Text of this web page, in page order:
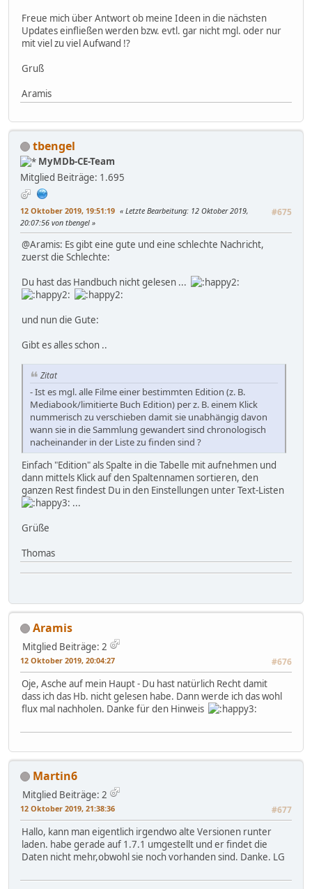
Freue mich über Antwort ob meine Ideen in die nächsten
Updates einfließen werden bzw. evtl. gar nicht mgl. oder nur
mit viel zu viel Aufwand !?
Gruß
Aramis
tbengel
MyMDb-CE-Team
Mitglied Beiträge: 1.695
12 Oktober 2019, 19:51:19 #675
Letzte Bearbeitung: 12 Oktober 2019,
20:07:56 von tbengel
@Aramis: Es gibt eine gute und eine schlechte Nachricht,
zuerst die Schlechte:
Du hast das Handbuch nicht gelesen ...
und nun die Gute:
Gibt es alles schon ..
Zitat
- Ist es mgl. alle Filme einer bestimmten Edition (z. B.
Mediabook/limitierte Buch Edition) per z. B. einem Klick
nummerisch zu verschieben damit sie unabhängig davon
wann sie in die Sammlung gewandert sind chronologisch
nacheinander in der Liste zu finden sind ?
Einfach "Edition" als Spalte in die Tabelle mit aufnehmen und
dann mittels Klick auf den Spaltennamen sortieren, den
ganzen Rest findest Du in den Einstellungen unter Text-Listen
...
Grüße
Thomas
Aramis
Mitglied Beiträge: 2
12 Oktober 2019, 20:04:27 #676
Oje, Asche auf mein Haupt - Du hast natürlich Recht damit
dass ich das Hb. nicht gelesen habe. Dann werde ich das wohl
flux mal nachholen. Danke für den Hinweis
Martin6
Mitglied Beiträge: 2
12 Oktober 2019, 21:38:36 #677
Hallo, kann man eigentlich irgendwo alte Versionen runter
laden. habe gerade auf 1.7.1 umgestellt und er findet die
Daten nicht mehr,obwohl sie noch vorhanden sind. Danke. LG